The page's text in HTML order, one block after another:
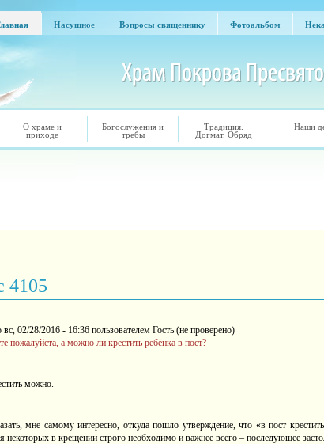
Насущное Вопросы священнику Фотоальбом
О храме и
приходе
Богослужения и
требы
Традиция.
Догмат. Обряд
Наши
4105
вс, 02/28/2016 - 16:36 пользователемГость (не проверено)
пожалуйста, а можно ли крестить ребёнка в пост?
можно.
мне самому интересно, откуда пошло утверждение, что «в пост
некоторых в крещении строго необходимо и важнее всего – последующее